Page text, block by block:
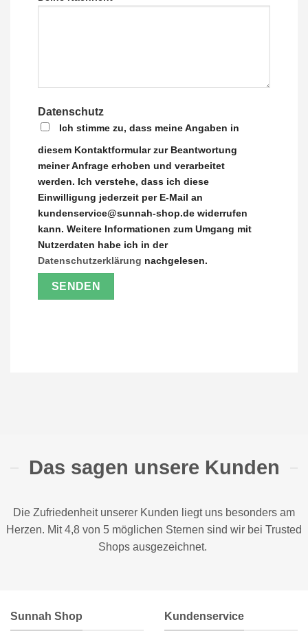
Datenschutz
Ich stimme zu, dass meine Angaben in
diesem Kontaktformular zur Beantwortung
meiner Anfrage erhoben und verarbeitet
werden. Ich verstehe, dass ich diese
Einwilligung jederzeit per E-Mail an
kundenservice@sunnah-shop.de widerrufen
kann. Weitere Informationen zum Umgang mit
Nutzerdaten habe ich in der
Datenschutzerklärung nachgelesen.
Das sagen unsere Kunden
Die Zufriedenheit unserer Kunden liegt uns besonders am
Herzen. Mit 4,8 von 5 möglichen Sternen sind wir bei Trusted
Shops ausgezeichnet.
Sunnah Shop Kundenservice